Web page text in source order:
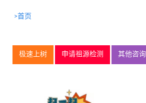
>首页
极速上树 申请祖源检测 其他咨询